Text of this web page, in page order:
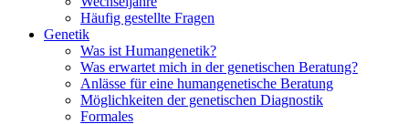
Häufig gestellte Fragen
Genetik
Was ist Humangenetik?
Was erwartet mich in der genetischen Beratung?
Anlässe für eine humangenetische Beratung
Möglichkeiten der genetischen Diagnostik
Formales